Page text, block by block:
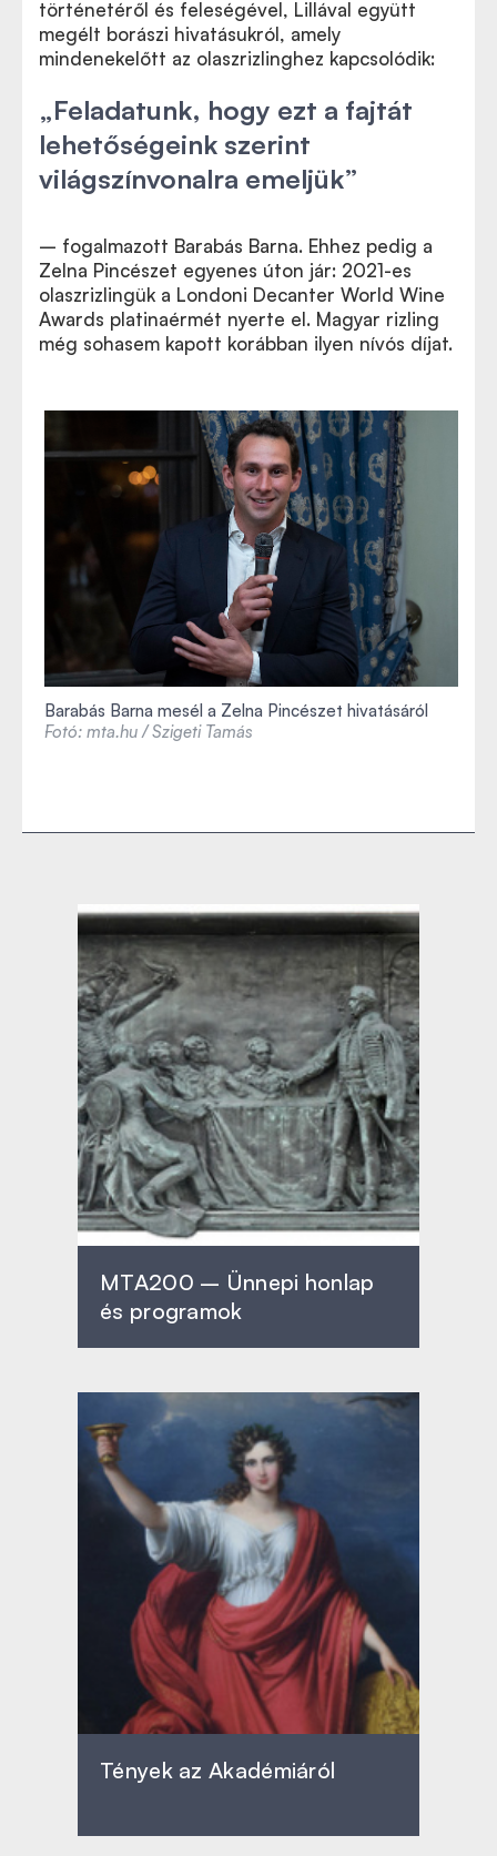
történetéről és feleségével, Lillával együtt
megélt borászi hivatásukról, amely
mindenekelőtt az olaszrizlinghez kapcsolódik:
„Feladatunk, hogy ezt a fajtát
lehetőségeink szerint
világszínvonalra emeljük”
– fogalmazott Barabás Barna. Ehhez pedig a
Zelna Pincészet egyenes úton jár: 2021-es
olaszrizlingük a Londoni Decanter World Wine
Awards platinaérmét nyerte el. Magyar rizling
még sohasem kapott korábban ilyen nívós díjat.
Barabás Barna mesél a Zelna Pincészet hivatásáról
Fotó: mta.hu / Szigeti Tamás
MTA200 – Ünnepi honlap
és programok
Tények az Akadémiáról